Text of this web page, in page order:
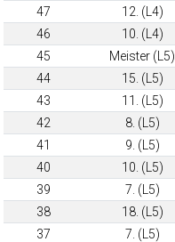
47
12. (L4)
46
10. (L4)
45
Meister (L5)
44
15. (L5)
43
11. (L5)
42
8. (L5)
41
9. (L5)
40
10. (L5)
39
7. (L5)
38
18. (L5)
37
7. (L5)